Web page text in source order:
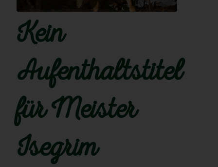
Kein
Aufenthaltstitel
für Meister
Isegrim